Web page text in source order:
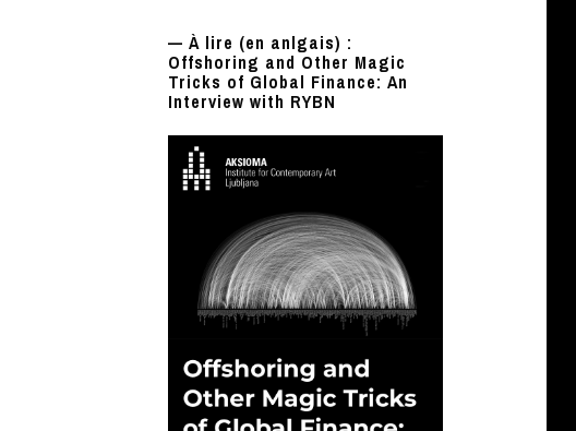
— À lire (en anlgais) :
Offshoring and Other Magic
Tricks of Global Finance: An
Interview with RYBN